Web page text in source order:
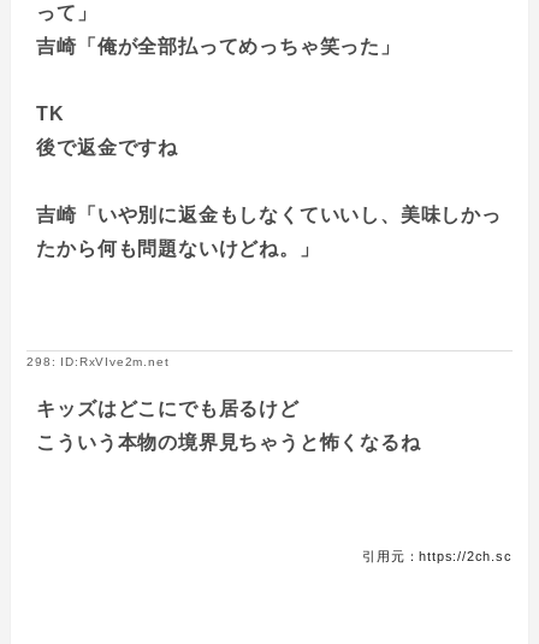
って」
吉崎「俺が全部払ってめっちゃ笑った」
TK
​後で返金ですね
吉崎「いや別に返金もしなくていいし、美味しかっ
たから何も問題ないけどね。」
298: ID:RxVIve2m.net
キッズはどこにでも居るけど
こういう本物の境界見ちゃうと怖くなるね
引用元：https://2ch.sc